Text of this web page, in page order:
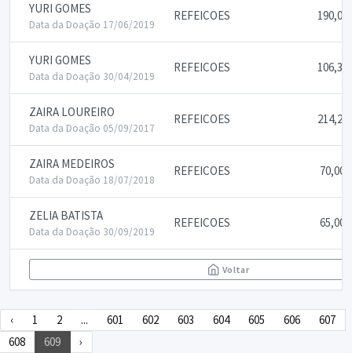
YURI GOMES
Data da Doação 17/06/2019
REFEICOES 190,00
YURI GOMES
Data da Doação 30/04/2019
REFEICOES 106,31
ZAIRA LOUREIRO
Data da Doação 05/09/2017
REFEICOES 214,29
ZAIRA MEDEIROS
Data da Doação 18/07/2018
REFEICOES 70,00
ZELIA BATISTA
Data da Doação 30/09/2019
REFEICOES 65,00
Voltar
‹ 1 2 ... 601 602 603 604 605 606
607
608
609 ›